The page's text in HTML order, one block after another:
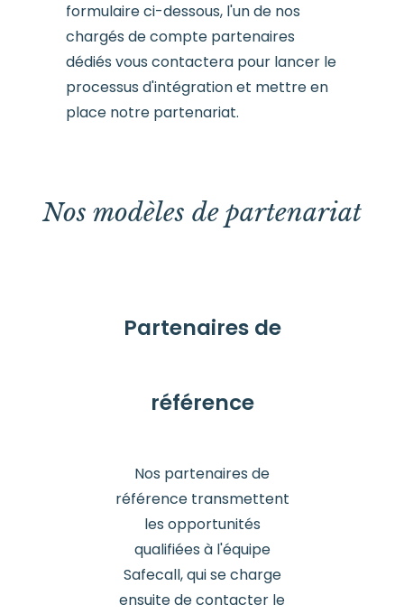
formulaire ci-dessous, l'un de nos
chargés de compte partenaires
dédiés vous contactera pour lancer le
processus d'intégration et mettre en
place notre partenariat.
Nos modèles de partenariat
Partenaires de
référence
Nos partenaires de
référence transmettent
les opportunités
qualifiées à l'équipe
Safecall, qui se charge
ensuite de contacter le